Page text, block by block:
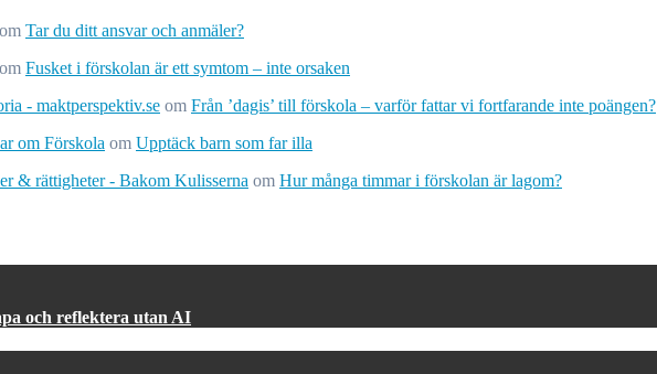
om Tar du ditt ansvar och anmäler?
om Fusket i förskolan är ett symtom – inte orsaken
- maktperspektiv.se om Från ’dagis’ till förskola – varför fattar vi fortfarande inte poängen?
om Förskola om Upptäck barn som far illa
& rättigheter - Bakom Kulisserna om Hur många timmar i förskolan är lagom?
och reflektera utan AI